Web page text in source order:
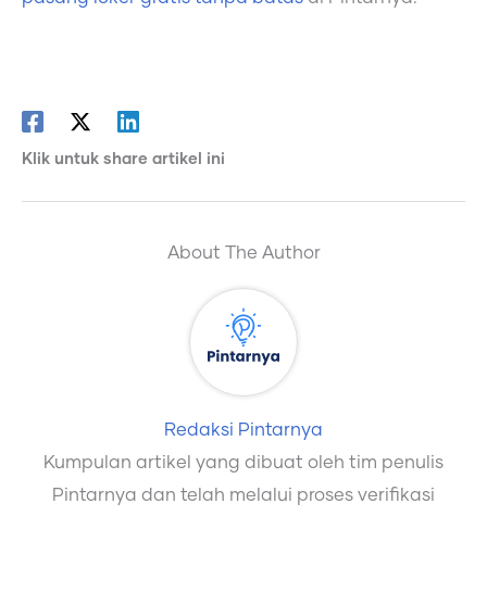
Klik untuk share artikel ini
About The Author
Redaksi Pintarnya
Kumpulan artikel yang dibuat oleh tim penulis
Pintarnya dan telah melalui proses verifikasi